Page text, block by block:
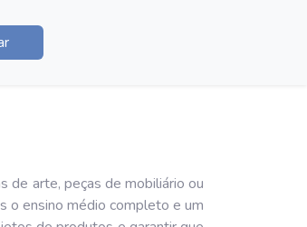
de arte, peças de mobiliário ou
o ensino médio completo e um